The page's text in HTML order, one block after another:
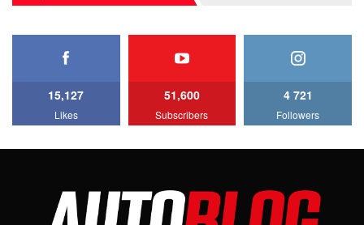
27:33
AutoBlog.MD
15:08
15,127
Likes
51,600
Subscribers
4 721
Followers